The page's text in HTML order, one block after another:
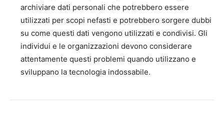
archiviare dati personali che potrebbero essere
utilizzati per scopi nefasti e potrebbero sorgere dubbi
su come questi dati vengono utilizzati e condivisi. Gli
individui e le organizzazioni devono considerare
attentamente questi problemi quando utilizzano e
sviluppano la tecnologia indossabile.